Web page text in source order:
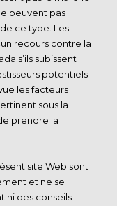
peuvent pas
ce type. Les
recours contre la
s’ils subissent
potentiels
les facteurs
sous la
prendre la
site Web sont
et ne se
ni des conseils